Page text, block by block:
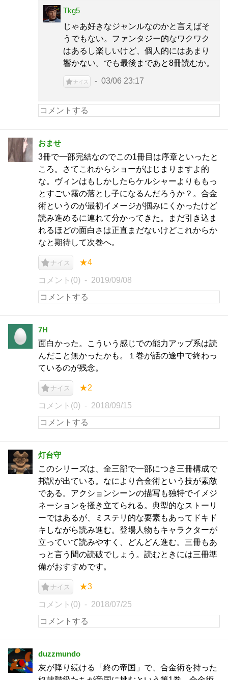
Tkg5
じゃあ好きなジャンルなのかと言えばそ
うでもない。ファンタジー的なワクワク
はあるし楽しいけど、個人的にはあまり
響かない。でも最後まであと8冊読むか。
ナイス 03/06 23:17
おませ
3冊で一部完結なのでこの1冊目は序章といったと
ころ。さてこれからショーがはじまりますよ的
な。ヴィンはもしかしたらケルシャーよりももっ
とすごい霧の落とし子になるんだろうか？。合金
術というのが最初イメージが掴みにくかったけど
読み進めるに連れて分かってきた。まだ引き込ま
れるほどの面白さは正直まだないけどこれからか
なと期待して次巻へ。
ナイス ★4
コメント(0) 2019/09/08
7H
面白かった。こういう感じでの能力アップ系は読
んだこと無かったかも。１巻が話の途中で終わっ
ているのが残念。
ナイス ★2
コメント(0) 2018/09/15
灯台守
このシリーズは、全三部で一部につき三冊構成で
邦訳が出ている。なにより合金術という技が素敵
である。アクションシーンの描写も独特でイメジ
ネーションを掻き立てられる。典型的なストーリ
ーではあるが、ミステリ的な要素もあってドキド
キしながら読み進む。登場人物もキャラクターが
立っていて読みやすく、どんどん進む。三冊もあ
っと言う間の読破でしょう。読むときには三冊準
備がおすすめです。
ナイス ★3
コメント(0) 2018/07/25
duzzmundo
灰が降り続ける「終の帝国」で、合金術を持った